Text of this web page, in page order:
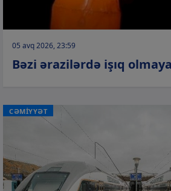
05 avq 2026, 23:59
Bəzi ərazilərdə işıq
CƏMİYYƏT